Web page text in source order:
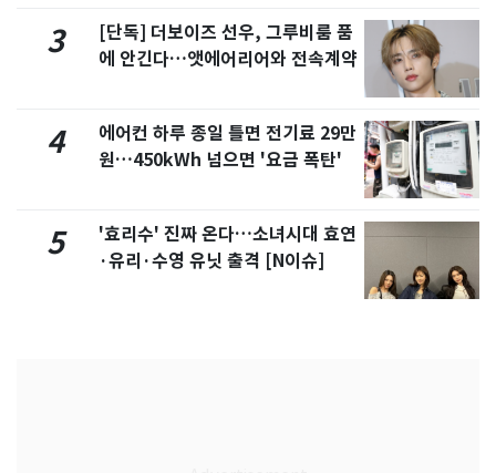
3
[단독] 더보이즈 선우, 그루비룸 품
에 안긴다…앳에어리어와 전속계약
4
에어컨 하루 종일 틀면 전기료 29만
원…450kWh 넘으면 '요금 폭탄'
5
'효리수' 진짜 온다…소녀시대 효연
·유리·수영 유닛 출격 [N이슈]